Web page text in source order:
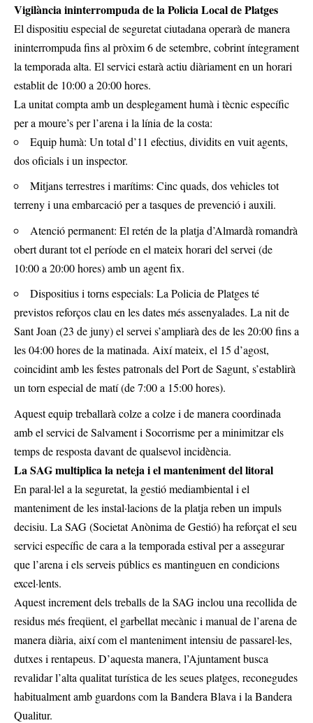
Vigilància ininterrompuda de la Policia Local de Platges
El dispositiu especial de seguretat ciutadana operarà de manera
ininterrompuda fins al pròxim 6 de setembre, cobrint íntegrament
la temporada alta. El servici estarà actiu diàriament en un horari
establit de 10:00 a 20:00 hores.
La unitat compta amb un desplegament humà i tècnic específic
per a moure’s per l’arena i la línia de la costa:
Equip humà: Un total d’11 efectius, dividits en vuit agents,
dos oficials i un inspector.
Mitjans terrestres i marítims: Cinc quads, dos vehicles tot
terreny i una embarcació per a tasques de prevenció i auxili.
Atenció permanent: El retén de la platja d’Almardà romandrà
obert durant tot el període en el mateix horari del servei (de
10:00 a 20:00 hores) amb un agent fix.
Dispositius i torns especials: La Policia de Platges té
previstos reforços clau en les dates més assenyalades. La nit de
Sant Joan (23 de juny) el servei s’ampliarà des de les 20:00 fins a
les 04:00 hores de la matinada. Així mateix, el 15 d’agost,
coincidint amb les festes patronals del Port de Sagunt, s’establirà
un torn especial de matí (de 7:00 a 15:00 hores).
Aquest equip treballarà colze a colze i de manera coordinada
amb el servici de Salvament i Socorrisme per a minimitzar els
temps de resposta davant de qualsevol incidència.
La SAG multiplica la neteja i el manteniment del litoral
En paral·lel a la seguretat, la gestió mediambiental i el
manteniment de les instal·lacions de la platja reben un impuls
decisiu. La SAG (Societat Anònima de Gestió) ha reforçat el seu
servici específic de cara a la temporada estival per a assegurar
que l’arena i els serveis públics es mantinguen en condicions
excel·lents.
Aquest increment dels treballs de la SAG inclou una recollida de
residus més freqüent, el garbellat mecànic i manual de l’arena de
manera diària, així com el manteniment intensiu de passarel·les,
dutxes i rentapeus. D’aquesta manera, l’Ajuntament busca
revalidar l’alta qualitat turística de les seues platges, reconegudes
habitualment amb guardons com la Bandera Blava i la Bandera
Qualitur.